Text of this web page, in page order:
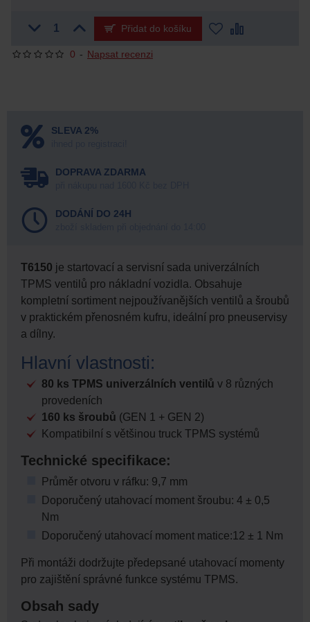
0 - Napsat recenzi
Přidat do košíku
SLEVA 2%
DOPRAVA ZDARMA
DODÁNÍ DO 24H
T6150 je startovací a servisní sada univerzálních
TPMS ventilů pro nákladní vozidla. Obsahuje
kompletní sortiment nejpoužívanějších ventilů a šroubů
v praktickém přenosném kufru, ideální pro pneuservisy
a dílny.
Hlavní vlastnosti:
80 ks TPMS univerzálních ventilů v 8 různých
provedeních
160 ks šroubů (GEN 1 + GEN 2)
Kompatibilní s většinou truck TPMS systémů
Technické specifikace:
Průměr otvoru v ráfku: 9,7 mm
Doporučený utahovací moment šroubu: 4 ± 0,5
Nm
Doporučený utahovací moment matice:12 ± 1 Nm
Při montáži dodržujte předepsané utahovací momenty
pro zajištění správné funkce systému TPMS.
Obsah sady